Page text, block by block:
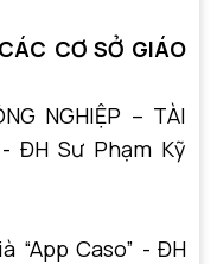
CƠ SỞ GIÁO
NGHIỆP – TÀI
- ĐH Sư Phạm Kỹ
“App Caso” - ĐH